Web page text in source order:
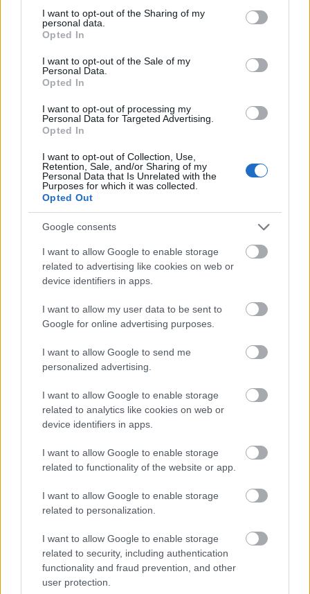
not limited to your visit or usage behaviour. You may click to
grant or deny consent to Google and its third-party tags to
use your data for below specified purposes in below Google
consent section.
I want to opt-out of the Sharing of my
personal data.
Opted In
I want to opt-out of the Sale of my
Personal Data.
Opted In
I want to opt-out of processing my
Personal Data for Targeted Advertising.
Opted In
I want to opt-out of Collection, Use,
Retention, Sale, and/or Sharing of my
Personal Data that Is Unrelated with the
Purposes for which it was collected.
Opted Out
Google consents
I want to allow Google to enable storage
related to advertising like cookies on web or
device identifiers in apps.
I want to allow my user data to be sent to
Google for online advertising purposes.
I want to allow Google to send me
personalized advertising.
I want to allow Google to enable storage
related to analytics like cookies on web or
device identifiers in apps.
I want to allow Google to enable storage
related to functionality of the website or app.
I want to allow Google to enable storage
related to personalization.
I want to allow Google to enable storage
related to security, including authentication
functionality and fraud prevention, and other
user protection.
Megosztás
Itt állíthatod be
keresőben könnyebben megtaláld a